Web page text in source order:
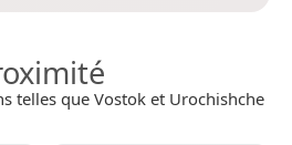
telles que Vostok et Urochishche